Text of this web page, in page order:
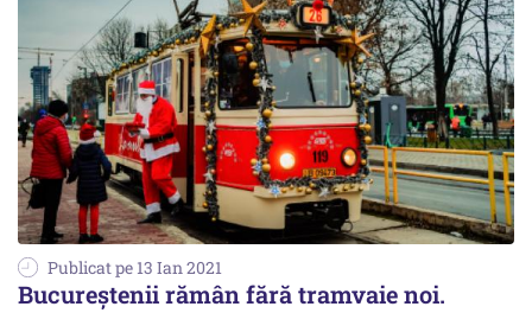
Publicat pe 13 Ian 2021
Bucureștenii rămân fără tramvaie noi.